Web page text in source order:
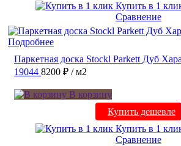
Купить в 1
Сравнение
Подробнее
Паркетная доска Stockl Parkett Дуб
19044 8200 ₽ / м2
В корзину
Купить дешевле
Купить в 1
Сравнение